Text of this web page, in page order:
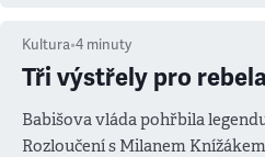
Kultura•4 minuty
Tři výstřely pro
Babišova vláda pohřbila
Rozloučení s Milanem